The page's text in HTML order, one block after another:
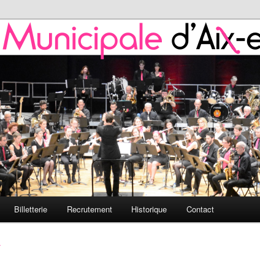
d'Aix-en-Provence
l'HMAP
Billetterie Recrutement Historique Contact